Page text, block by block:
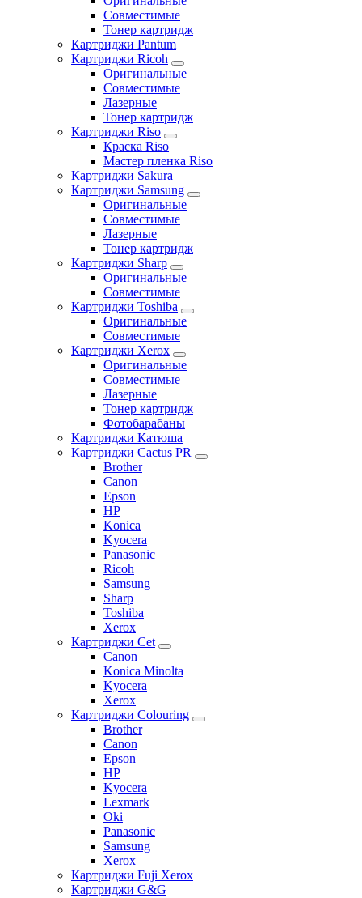
Совместимые
Тонер картридж
Картриджи Pantum
Картриджи Ricoh
Оригинальные
Совместимые
Лазерные
Тонер картридж
Картриджи Riso
Краска Riso
Мастер пленка Riso
Картриджи Sakura
Картриджи Samsung
Оригинальные
Совместимые
Лазерные
Тонер картридж
Картриджи Sharp
Оригинальные
Совместимые
Картриджи Toshiba
Оригинальные
Совместимые
Картриджи Xerox
Оригинальные
Совместимые
Лазерные
Тонер картридж
Фотобарабаны
Картриджи Катюша
Картриджи Cactus PR
Brother
Canon
Epson
HP
Konica
Kyocera
Panasonic
Ricoh
Samsung
Sharp
Toshiba
Xerox
Картриджи Cet
Canon
Konica Minolta
Kyocera
Xerox
Картриджи Colouring
Brother
Canon
Epson
HP
Kyocera
Lexmark
Oki
Panasonic
Samsung
Xerox
Картриджи Fuji Xerox
Картриджи G&G